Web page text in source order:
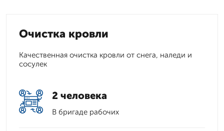
Очистка кровли
Качественная очистка кровли от снега, наледи и
сосулек
2 человека
В бригаде рабочих